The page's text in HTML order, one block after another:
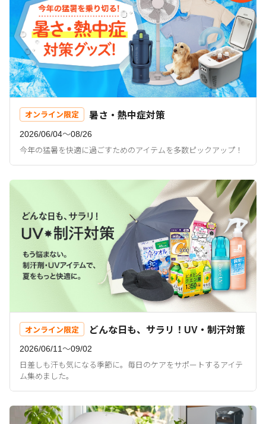
オンライン限定 暑さ・熱中症対策
2026/06/04〜08/26
今年の猛暑を快適に過ごすためのアイテムを多数ピックアップ！
オンライン限定 どんな日も、サラリ！UV・制汗対策
2026/06/11〜09/02
日差しも汗も気になる季節に。毎日のケアをサポートするアイテ
ム集めました。